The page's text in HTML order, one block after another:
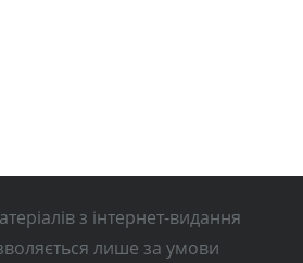
з інтернет-видання
лише за умови